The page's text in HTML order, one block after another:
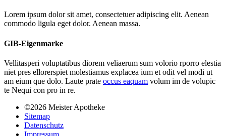
Lorem ipsum dolor sit amet, consectetuer adipiscing elit. Aenean
commodo ligula eget dolor. Aenean massa.
GIB-Eigenmarke
Vellitasperi voluptatibus diorem veliaerum sum volorio rporro elestia
niet pres ellorerspiet molestiamus explacea ium et odit vel modi ut
am eium que dolo. Laute prate occus eaquam volum im de volupic
te Nequi con pro in re.
©2026 Meister Apotheke
Sitemap
Datenschutz
Impressum